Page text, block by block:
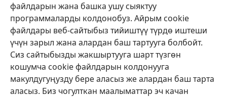
файлдарын жана башка ушу сыяктуу
программаларды колдонобуз. Айрым cookie
файлдары веб-сайтыбыз тийиштүү түрдө иштеши
үчүн зарыл жана алардан баш тартууга болбойт.
Сиз сайтыбызды жакшыртууга шарт түзгөн
кошумча cookie файлдарын колдонууга
макулдугуңузду бере аласыз же алардан баш тарта
аласыз. Биз чогулткан маалыматтар эч качан
Тартуулар
(жаңы
терезе
ачат)
ОНЛАЙН КИТЕПКАНА
(жаңы
терезе
ачат) JW Hub
(жаңы
терезе
ачат) JW Library